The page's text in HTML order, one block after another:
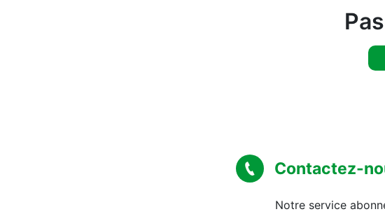
Contactez-
Notre service